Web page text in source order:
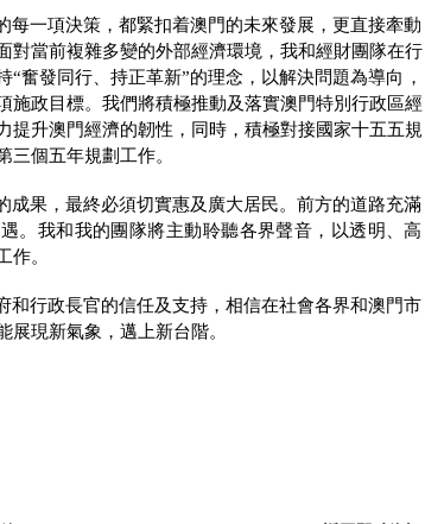
每一項決策，都緊扣着澳門的未來發展，更直接牽動
對當前複雜多變的外部經濟環境，我和經財團隊在行
“奮發同行、持正革新”的理念，以解決問題為導向，
施政目標。我們將積極推動及落實澳門特別行政區經
提升澳門經濟的韌性，同時，積極對接國家十五五規
三個五年規劃工作。
成果，最終必須切實惠及廣大居民。前方的道路充滿
。我和我的團隊將主動聆聽各界聲音，以透明、高
作。
和行政長官的信任及支持，相信在社會各界和澳門市
展現新氣象，邁上新台階。